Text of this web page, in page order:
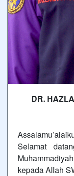
DR.
Selamat
kepada Allah